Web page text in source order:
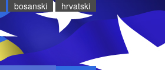
bosanski hrvatski